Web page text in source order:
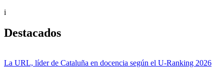
i
Destacados
La URL, líder de Cataluña en docencia según el U-Ranking 2026